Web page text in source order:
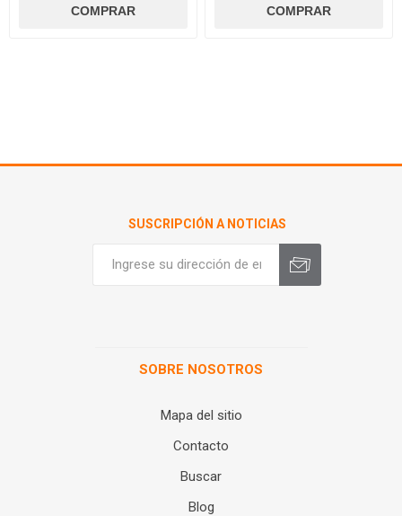
SUSCRIPCIÓN A NOTICIAS
SOBRE NOSOTROS
Mapa del sitio
Contacto
Buscar
Blog